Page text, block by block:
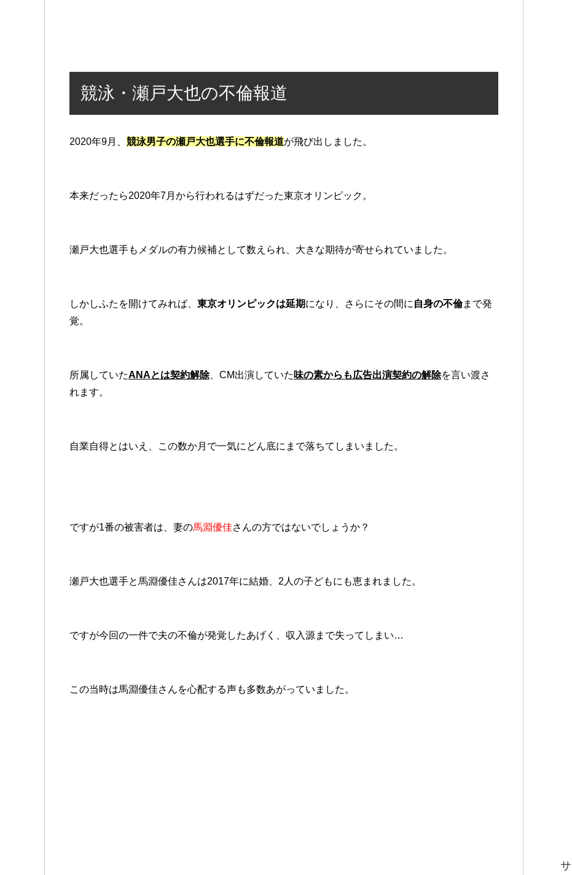
競泳・瀬戸大也の不倫報道
2020年9月、 競泳男子の瀬戸大也選手に不倫報道が飛び出しました。
本来だったら2020年7月から行われるはずだった東京オリンピック。
瀬戸大也選手もメダルの有力候補として数えられ、大きな期待が寄せられていました。
しかしふたを開けてみれば、 東京オリンピックは延期になり、さらにその間に 自身の不倫まで発
覚。
所属していたANAとは契約解除、CM出演していた 味の素からも広告出演契約の解除を言い渡さ
れます。
自業自得とはいえ、この数か月で一気にどん底にまで落ちてしまいました。
ですが1番の被害者は、妻の馬淵優佳さんの方ではないでしょうか？
瀬戸大也選手と馬淵優佳さんは2017年に結婚、2人の子どもにも恵まれました。
ですが今回の一件で夫の不倫が発覚したあげく、収入源まで失ってしまい…
この当時は馬淵優佳さんを心配する声も多数あがっていました。